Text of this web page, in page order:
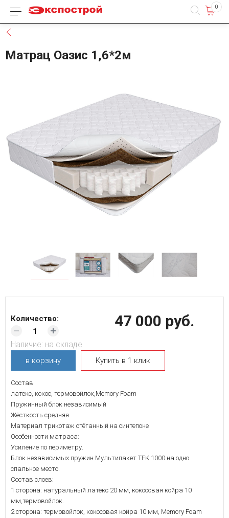
Каталог товаров 0
Матрац Оазис 1,6*2м
47 000 руб.
Количество:
Наличие: на складе
в корзину Купить в 1 клик
Состав
латекс, кокос, термовойлок,Memory Foam
Пружинный блок независимый
Жёсткость средняя
Материал трикотаж стёганный на синтепоне
Особенности матраса:
Усиление по периметру.
Блок независимых пружин Мультипакет TFK 1000 на одно
спальное место.
Состав слоев:
1 сторона: натуральный латекс 20 мм, кокосовая койра 10
мм,термовойлок.
2 сторона: термовойлок, кокосовая койра 10 мм, Memory Foam